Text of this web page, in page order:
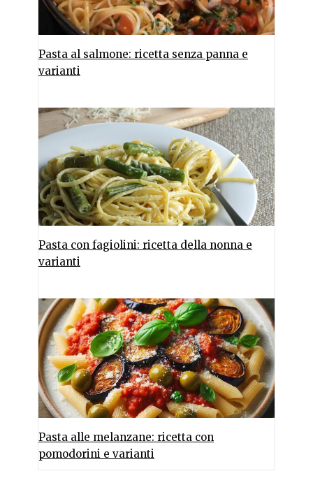
Pasta al salmone: ricetta senza panna e
varianti
Pasta con fagiolini: ricetta della nonna e
varianti
Pasta alle melanzane: ricetta con
pomodorini e varianti